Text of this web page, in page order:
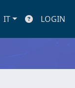
IT LOGIN